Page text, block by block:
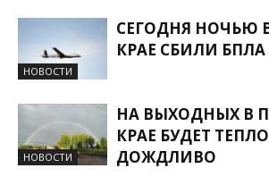
НОВОСТИ
СЕГОДНЯ НОЧЬЮ
КРАЕ СБИЛИ БПЛА
НОВОСТИ
НА ВЫХОДНЫХ В
КРАЕ БУДЕТ
ДОЖДЛИВО